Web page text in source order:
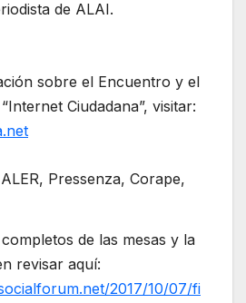
de ALAI.
sobre el Encuentro y el
Ciudadana”, visitar:
Pressenza, Corape,
de las mesas y la
revisar aquí:
2017/10/07/fi